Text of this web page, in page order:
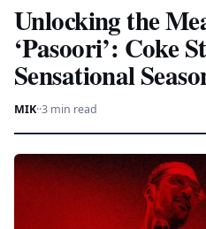
Unlocking the
‘Pasoori’: Coke
Sensational
MIK··3 min read